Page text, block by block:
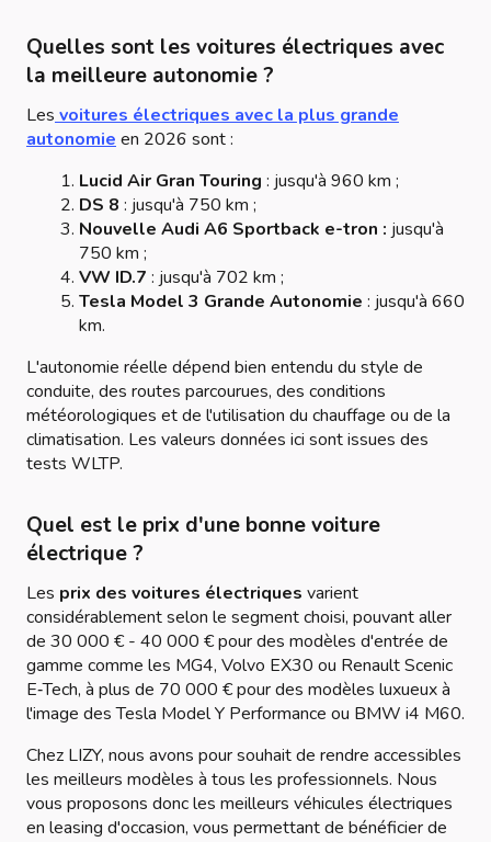
Quelles sont les voitures électriques avec
la meilleure autonomie ?
Les voitures électriques avec la plus grande
autonomie en 2026 sont :
Lucid Air Gran Touring : jusqu'à 960 km ;
DS 8 : jusqu'à 750 km ;
Nouvelle Audi A6 Sportback e-tron : jusqu'à
750 km ;
VW ID.7 : jusqu'à 702 km ;
Tesla Model 3 Grande Autonomie : jusqu'à 660
km.
L'autonomie réelle dépend bien entendu du style de
conduite, des routes parcourues, des conditions
météorologiques et de l'utilisation du chauffage ou de la
climatisation. Les valeurs données ici sont issues des
tests WLTP.
Quel est le prix d'une bonne voiture
électrique ?
Les prix des voitures électriques varient
considérablement selon le segment choisi, pouvant aller
de 30 000 € - 40 000 € pour des modèles d'entrée de
gamme comme les MG4, Volvo EX30 ou Renault Scenic
E‑Tech, à plus de 70 000 € pour des modèles luxueux à
l'image des Tesla Model Y Performance ou BMW i4 M60.
Chez LIZY, nous avons pour souhait de rendre accessibles
les meilleurs modèles à tous les professionnels. Nous
vous proposons donc les meilleurs véhicules électriques
en leasing d'occasion, vous permettant de bénéficier de